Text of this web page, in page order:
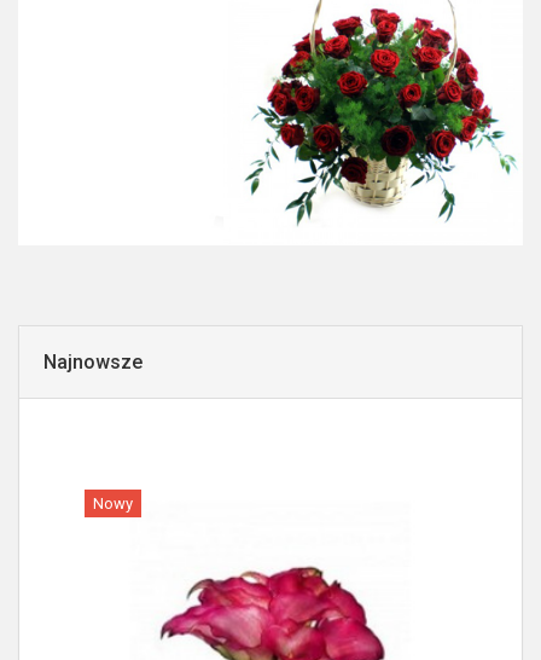
Najnowsze
Nowy